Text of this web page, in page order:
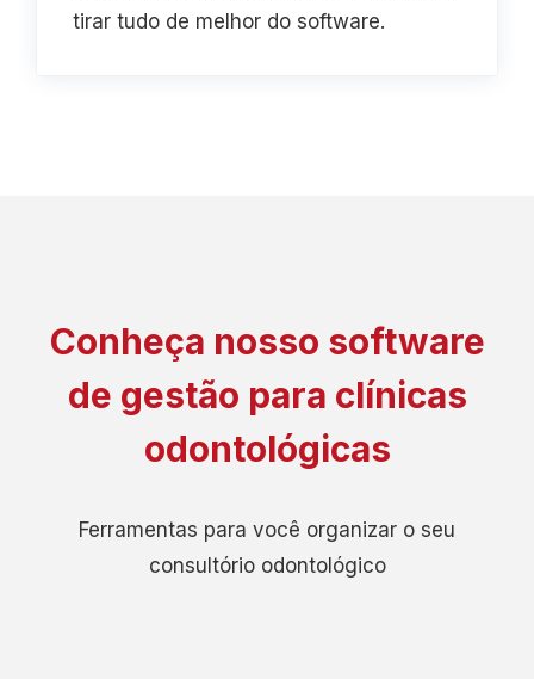
tirar tudo de melhor do software.
Conheça nosso software
de gestão para clínicas
odontológicas
Ferramentas para você organizar o seu
consultório odontológico